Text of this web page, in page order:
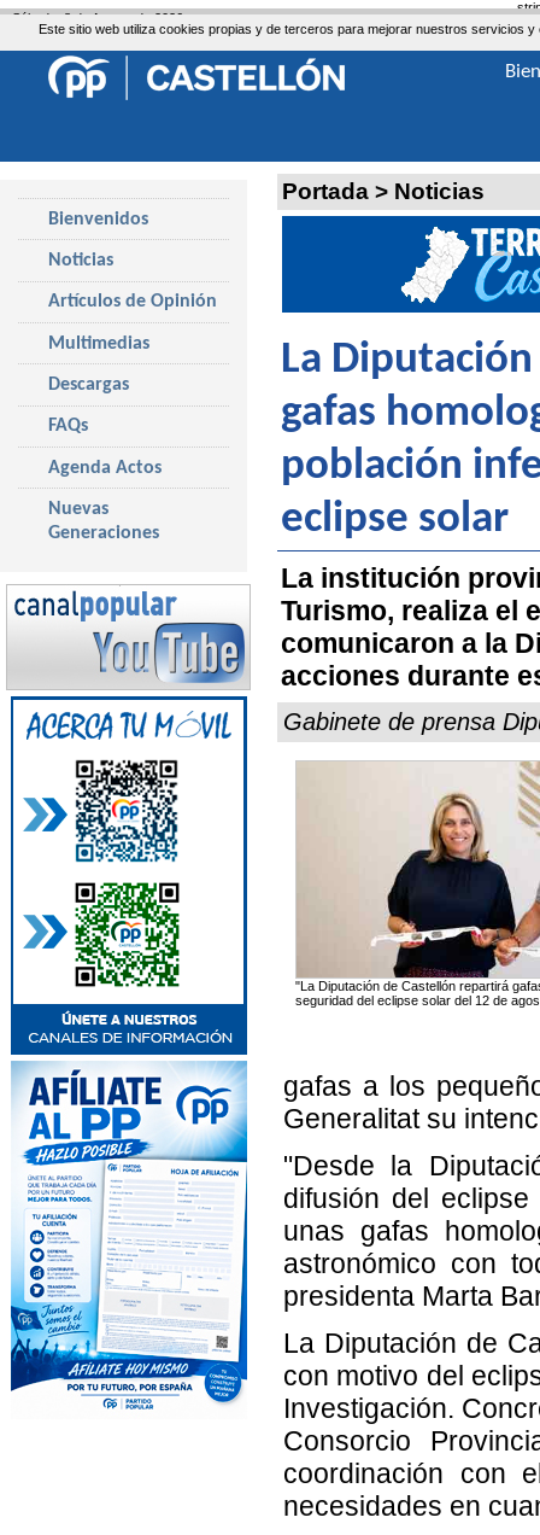
Este sitio web utiliza cookies propias y de terceros para mejorar nuestros servicios
Portada > Noticias
La
gafas
población
eclipse solar
La institución
Turismo, realiza el
comunicaron a la
acciones durante
Gabinete de prensa
"La Diputación de Castellón repartirá
seguridad del eclipse solar del 12 de
gafas a los
Generalitat su
"Desde la
difusión del
unas gafas
astronómico con
presidenta Marta
La Diputación de
con motivo del
Investigación.
Consorcio
coordinación con
necesidades en
Bienvenidos
Noticias
Artículos de Opinión
Multimedias
Descargas
FAQs
Agenda Actos
Nuevas
Generaciones
Sábado, 8 de Agosto de 2026